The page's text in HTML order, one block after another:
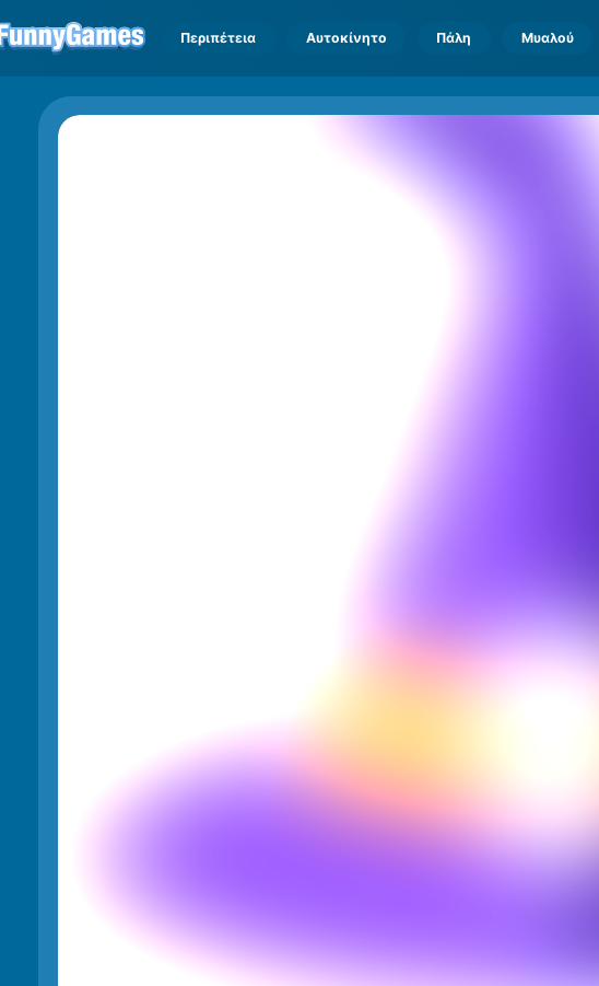
Περιπέτεια Αυτοκίνητο Πάλη Μυαλού